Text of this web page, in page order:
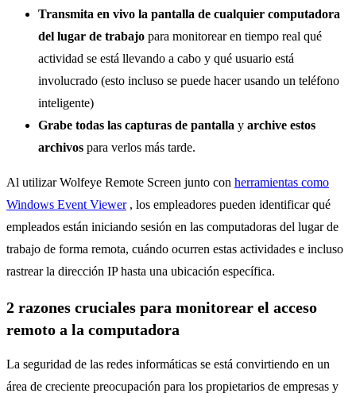
Transmita en vivo la pantalla de cualquier computadora
del lugar de trabajo para monitorear en tiempo real qué
actividad se está llevando a cabo y qué usuario está
involucrado (esto incluso se puede hacer usando un teléfono
inteligente)
Grabe todas las capturas de pantalla y archive estos
archivos para verlos más tarde.
Al utilizar Wolfeye Remote Screen junto con herramientas como
Windows Event Viewer, los empleadores pueden identificar qué
empleados están iniciando sesión en las computadoras del lugar de
trabajo de forma remota, cuándo ocurren estas actividades e incluso
rastrear la dirección IP hasta una ubicación específica.
2 razones cruciales para monitorear el acceso
remoto a la computadora
La seguridad de las redes informáticas se está convirtiendo en un
área de creciente preocupación para los propietarios de empresas y